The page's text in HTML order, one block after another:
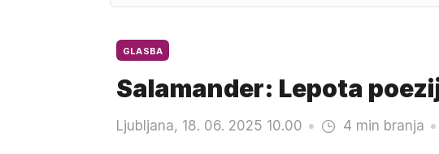
GLASBA
Salamander: Lepota
Ljubljana, 18. 06. 2025 10.00 4 min branja